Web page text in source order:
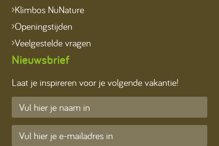
Klimbos NuNature
Openingstijden
Veelgestelde vragen
Nieuwsbrief
Laat je inspireren voor je volgende vakantie!